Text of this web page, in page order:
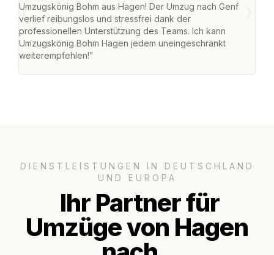
Umzugskönig Bohm aus Hagen! Der Umzug nach Genf
verlief reibungslos und stressfrei dank der
professionellen Unterstützung des Teams. Ich kann
Umzugskönig Bohm Hagen jedem uneingeschränkt
weiterempfehlen!"
DIENSTLEISTUNGEN IN DEUTSCHLAND
UND EUROPA
Ihr Partner für
Umzüge von Hagen